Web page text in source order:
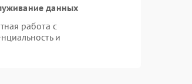
данных
работа с
и